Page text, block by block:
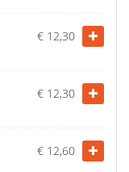
€ 12,30
€ 12,30
€ 12,60